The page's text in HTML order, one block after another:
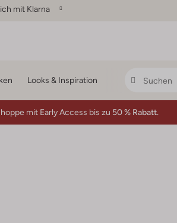
mit Klarna
Looks & Inspiration
mit Early Access bis zu 50 % Rabatt.